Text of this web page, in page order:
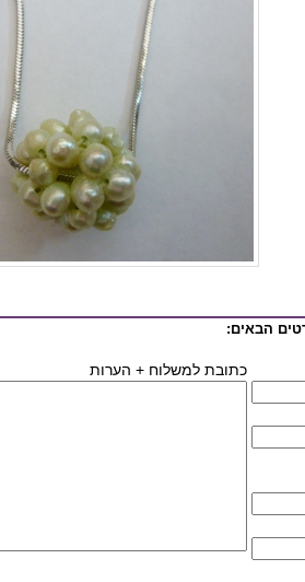
הבאים:
כתובת למשלוח + הערות